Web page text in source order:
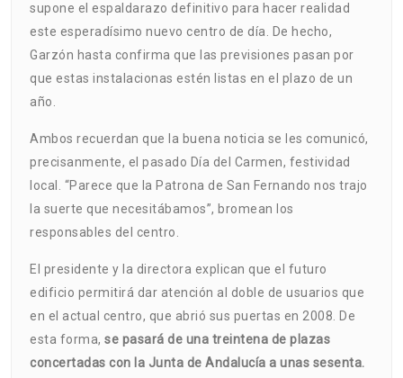
supone el espaldarazo definitivo para hacer realidad
este esperadísimo nuevo centro de día. De hecho,
Garzón hasta confirma que las previsiones pasan por
que estas instalacionas estén listas en el plazo de un
año.
Ambos recuerdan que la buena noticia se les comunicó,
precisanmente, el pasado Día del Carmen, festividad
local. “Parece que la Patrona de San Fernando nos trajo
la suerte que necesitábamos”, bromean los
responsables del centro.
El presidente y la directora explican que el futuro
edificio permitirá dar atención al doble de usuarios que
en el actual centro, que abrió sus puertas en 2008. De
esta forma, se pasará de una treintena de plazas
concertadas con la Junta de Andalucía a unas sesenta.